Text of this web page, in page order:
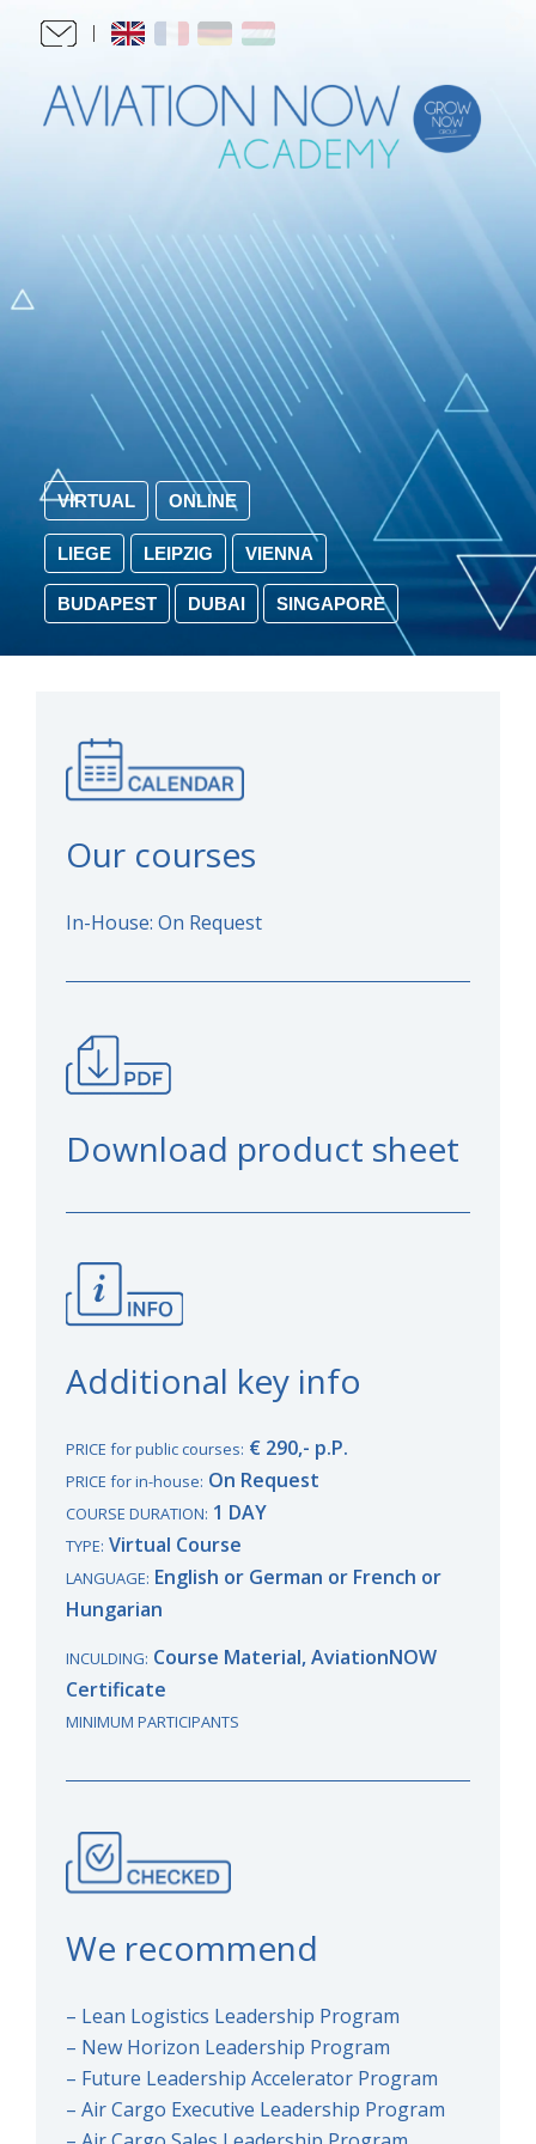
ONLINE
VIRTUAL
LIEGE LEIPZIG VIENNA
BUDAPEST DUBAI SINGAPORE
Our courses
In-House: On Request
Download product sheet
Additional key info
PRICE for public courses: € 290,- p.P.
PRICE for in-house: On Request
COURSE DURATION: 1 DAY
TYPE: Virtual Course
LANGUAGE: English or German or French or
Hungarian
INCULDING: Course Material, AviationNOW
Certificate
MINIMUM PARTICIPANTS
We recommend
– Lean Logistics Leadership Program
– New Horizon Leadership Program
– Future Leadership Accelerator Program
– Air Cargo Executive Leadership Program